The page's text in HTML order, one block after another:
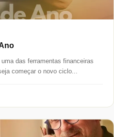
das ferramentas financeiras
começar o novo ciclo...